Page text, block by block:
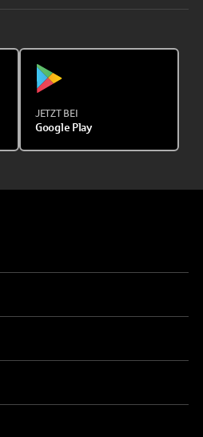
JETZT BEI
Google Play